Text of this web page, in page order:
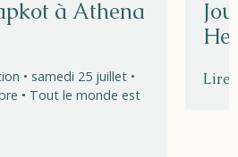
à Athena
• samedi 25 juillet •
• Tout le monde est
Lire